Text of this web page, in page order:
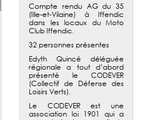
Compte rendu AG du 35
(Ille-et-Vilaine) à Iffendic
dans les locaux du Moto
Club Iffendic.
32 personnes présentes
Edyth Quincé déléguée
régionale a tout d’abord
présenté le CODEVER
(Collectif de Défense des
Loisirs Verts).
Le CODEVER est une
association loi 1901 qui a